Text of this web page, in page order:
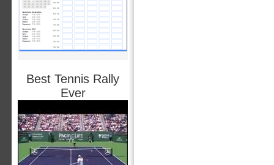
Best Tennis Rally
Ever